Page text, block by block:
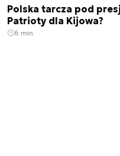
Polska tarcza pod
Patrioty dla Kijowa?
6 min.